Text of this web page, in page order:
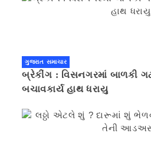
ગુજરાત સમાચાર
બ્રેકીંગ : વિસનગરમાં બાળકી
બચાવકાર્ય હાથ ધરાયુ